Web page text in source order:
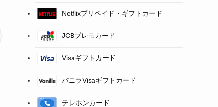
Netflixプリペイド・ギフトカード
JCBプレモカード
Visaギフトカード
バニラVisaギフトカード
テレホンカード